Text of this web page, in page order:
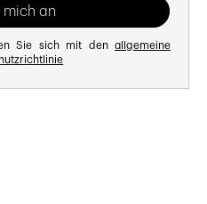
Sie sich mit den allgemeine